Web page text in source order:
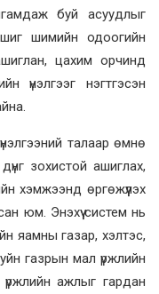
буй асуудлыг
шимийн одоогийн
цахим орчинд
үнэлгээг нэгтгэсэн
талаар өмнө
зохистой ашиглах,
хэмжээнд өргөжүүлэх
юм. Энэхүү систем нь
яамны газар, хэлтэс,
газрын мал үржлийн
ажлыг гардан